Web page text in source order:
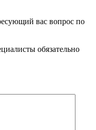
вас вопрос по
обязательно